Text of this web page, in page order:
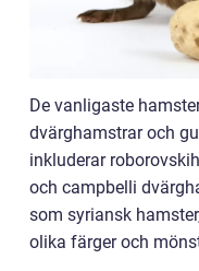
De vanligaste
dvärghamstrar och
inkluderar
och campbelli
som syriansk
olika färger och